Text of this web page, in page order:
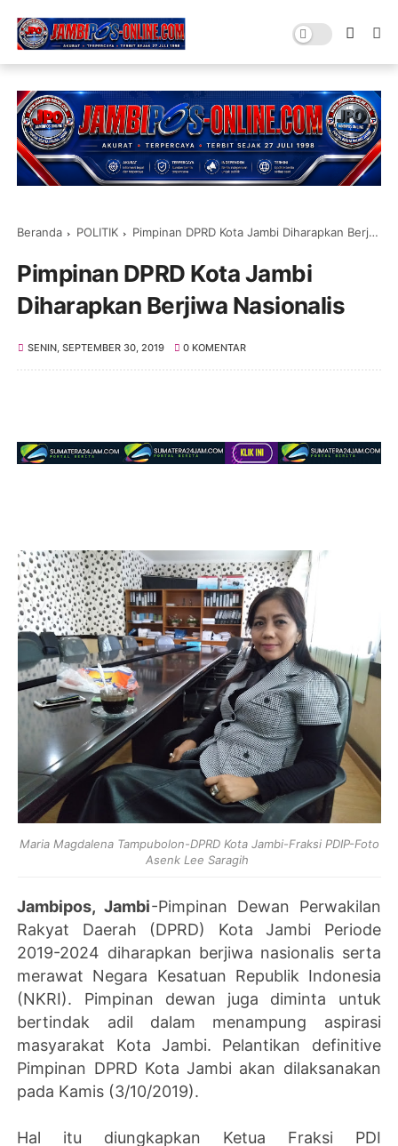
Beranda POLITIK Pimpinan DPRD Kota Jambi Diharapkan Berjiwa Nasionalis
Pimpinan DPRD Kota Jambi
Diharapkan Berjiwa Nasionalis
SENIN, SEPTEMBER 30, 2019 0 KOMENTAR
Maria Magdalena Tampubolon-DPRD Kota Jambi-Fraksi PDIP-Foto
Asenk Lee Saragih
Jambipos, Jambi-Pimpinan Dewan Perwakilan
Rakyat Daerah (DPRD) Kota Jambi Periode
2019-2024 diharapkan berjiwa nasionalis serta
merawat Negara Kesatuan Republik Indonesia
(NKRI). Pimpinan dewan juga diminta untuk
bertindak adil dalam menampung aspirasi
masyarakat Kota Jambi. Pelantikan definitive
Pimpinan DPRD Kota Jambi akan dilaksanakan
pada Kamis (3/10/2019).
Hal itu diungkapkan Ketua Fraksi PDI